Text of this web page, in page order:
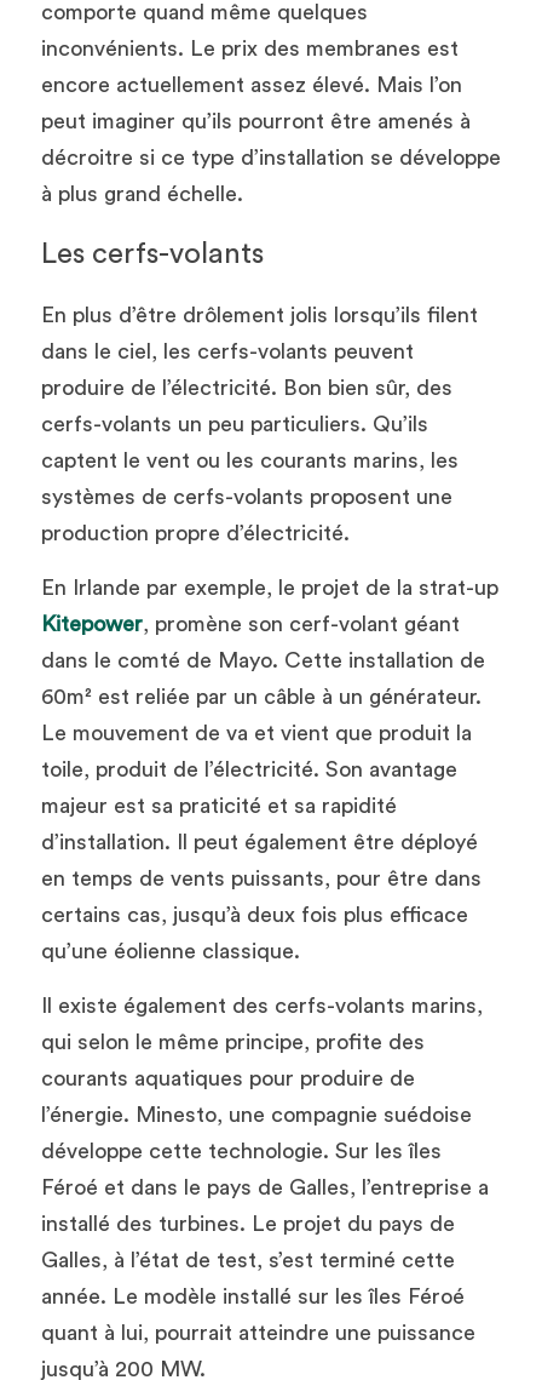
comporte quand même quelques
inconvénients. Le prix des membranes est
encore actuellement assez élevé. Mais l’on
peut imaginer qu’ils pourront être amenés à
décroitre si ce type d’installation se développe
à plus grand échelle.
Les cerfs-volants
En plus d’être drôlement jolis lorsqu’ils filent
dans le ciel, les cerfs-volants peuvent
produire de l’électricité. Bon bien sûr, des
cerfs-volants un peu particuliers. Qu’ils
captent le vent ou les courants marins, les
systèmes de cerfs-volants proposent une
production propre d’électricité.
Kitepower, promène son cerf-volant géant
dans le comté de Mayo. Cette installation de
60m² est reliée par un câble à un générateur.
Le mouvement de va et vient que produit la
toile, produit de l’électricité. Son avantage
majeur est sa praticité et sa rapidité
d’installation. Il peut également être déployé
en temps de vents puissants, pour être dans
certains cas, jusqu’à deux fois plus efficace
qu’une éolienne classique.
Il existe également des cerfs-volants marins,
qui selon le même principe, profite des
courants aquatiques pour produire de
l’énergie. Minesto, une compagnie suédoise
développe cette technologie. Sur les îles
Féroé et dans le pays de Galles, l’entreprise a
installé des turbines. Le projet du pays de
Galles, à l’état de test, s’est terminé cette
année. Le modèle installé sur les îles Féroé
quant à lui, pourrait atteindre une puissance
jusqu’à 200 MW.